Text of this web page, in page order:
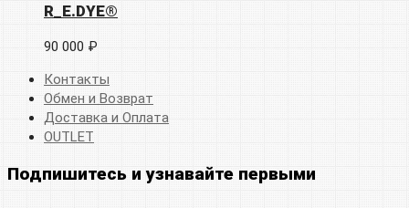
R_E.DYE®
90 000 ₽
Контакты
Обмен и Возврат
Доставка и Оплата
OUTLET
Подпишитесь и узнавайте первыми